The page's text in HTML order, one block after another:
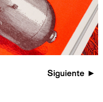
Siguiente ►